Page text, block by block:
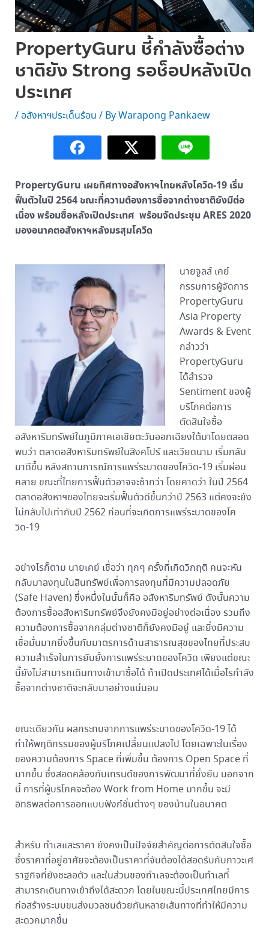
PropertyGuru ชี้กำลังซื้อต่าง
ชาติยัง Strong รอช็อปหลังเปิด
ประเทศ
/ อสังหาฯประเด็นร้อน / ByWarapong Pankaew
PropertyGuru เผยทิศทางอสังหาฯไทยหลังโควิด-19 เริ่ม
ฟื้นตัวในปี 2564 ขณะที่ความต้องการซื้อจากต่างชาติยังมีต่อ
เนื่อง พร้อมซื้อหลังเปิดประเทศ พร้อมจัดประชุม ARES 2020
มองอนาคตอสังหาฯหลังมรสุมโควิด
นายจูลส์ เคย์
กรรมการผู้จัดการ
PropertyGuru
Asia Property
Awards & Event
กล่าวว่า
PropertyGuru
ได้สำรวจ
Sentiment ของผู้
บริโภคต่อการ
ตัดสินใจซื้อ
อสังหาริมทรัพย์ในภูมิภาคเอเชียตะวันออกเฉียงใต้มาโดยตลอด
พบว่า ตลาดอสังหาริมทรัพย์ในสิงคโปร์ และเวียดนาม เริ่มกลับ
มาดีขึ้น หลังสถานการณ์การแพร่ระบาดของโควิด-19 เริ่มผ่อน
คลาย ขณะที่ไทยการฟื้นตัวอาจจะช้ากว่า โดยคาดว่า ในปี 2564
ตลาดอสังหาฯของไทยจะเริ่มฟื้นตัวดีขึ้นกว่าปี 2563 แต่คงจะยัง
ไม่กลับไปเท่ากับปี 2562 ก่อนที่จะเกิดการแพร่ระบาดของโค
วิด-19
อย่างไรก็ตาม นายเคย์ เชื่อว่า ทุกๆ ครั้งที่เกิดวิกฤติ คนจะหัน
กลับมาลงทุนในสินทรัพย์เพื่อการลงทุนที่มีความปลอดภัย
(Safe Haven) ซึ่งหนึ่งในนั้นก็คือ อสังหาริมทรัพย์ ดังนั้นความ
ต้องการซื้ออสังหาริมทรัพย์จึงยังคงมีอยู่อย่างต่อเนื่อง รวมถึง
ความต้องการซื้อจากกลุ่มต่างชาติก็ยังคงมีอยู่ และยิ่งมีความ
เชื่อมั่นมากยิ่งขึ้นกับมาตรการด้านสาธารณสุขของไทยที่ประสบ
ความสำเร็จในการยับยั้งการแพร่ระบาดของโควิด เพียงแต่ขณะ
นี้ยังไม่สามารถเดินทางเข้ามาซื้อได้ ถ้าเปิดประเทศได้เมื่อไรกำลัง
ซื้อจากต่างชาติจะกลับมาอย่างแน่นอน
ขณะเดียวกัน ผลกระทบจากการแพร่ระบาดของโควิด-19 ได้
ทำให้พฤติกรรมของผู้บริโภคเปลี่ยนแปลงไป โดยเฉพาะในเรื่อง
ของความต้องการ Space ที่เพิ่มขึ้น ต้องการ Open Space ที่
มากขึ้น ซึ่งสอดคล้องกับเทรนด์ของการพัฒนาที่ยั่งยืน นอกจาก
นี้ การที่ผู้บริโภคจะต้อง Work from Home มากขึ้น จะมี
อิทธิพลต่อการออกแบบฟังก์ชั่นต่างๆ ของบ้านในอนาคต
สำหรับ ทำเลและราคา ยังคงเป็นปัจจัยสำคัญต่อการตัดสินใจซื้อ
ซึ่งราคาที่อยู่อาศัยจะต้องเป็นราคาที่จับต้องได้สอดรับกับภาวะเศ
ราฐกิจที่ยังชะลอตัว และในส่วนของทำเลจะต้องเป็นทำเลที่
สามารถเดินทางเข้าถึงได้สะดวก โดยในขณะนี้ประเทศไทยมีการ
ก่อสร้างระบบขนส่งมวลชนด้วยกันหลายเส้นทางที่ทำให้มีความ
สะดวกมากขึ้น